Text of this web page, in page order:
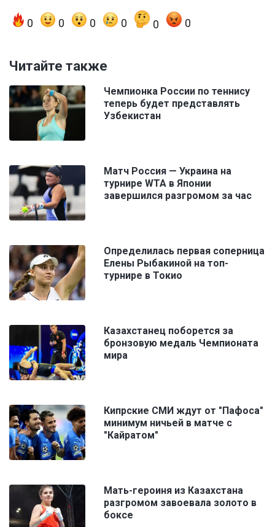
0 0 0 0 0 0
Читайте также
Чемпионка России по теннису
теперь будет представлять
Узбекистан
Матч Россия — Украина на
турнире WTA в Японии
завершился разгромом за час
Определилась первая соперница
Елены Рыбакиной на топ-
турнире в Токио
Казахстанец поборется за
бронзовую медаль Чемпионата
мира
Кипрские СМИ ждут от "Пафоса"
минимум ничьей в матче с
"Кайратом"
Мать-героиня из Казахстана
разгромом завоевала золото в
боксе